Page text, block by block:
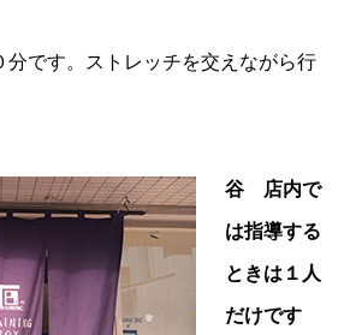
です。ストレッチを交えながら行
谷 店内で
は指導する
ときは１人
だけです